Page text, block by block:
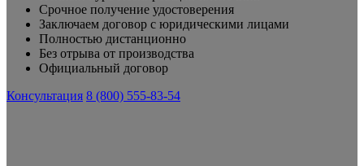
Срочное получение удостоверения
Заключаем договор с юридическими лицами
Полностью дистанционно
Без отрыва от производства
Официальный договор
Консультация 8 (800) 555-83-54